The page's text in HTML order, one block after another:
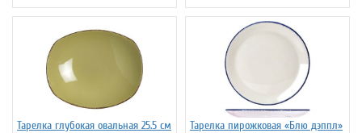
Тарелка глубокая овальная 25.5 см
Тарелка пирожковая «Блю дэппл»